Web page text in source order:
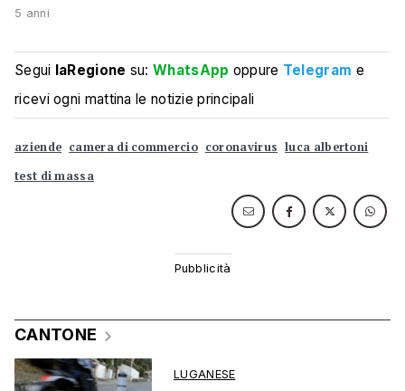
5 anni
Segui laRegione su:WhatsApp oppure Telegram e
ricevi ogni mattina le notizie principali
aziende camera di commercio coronavirus luca albertoni
test di massa
CANTONE
LUGANESE